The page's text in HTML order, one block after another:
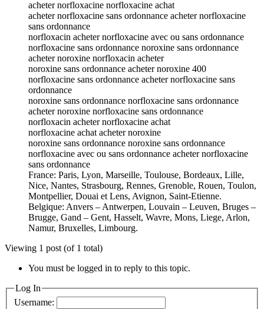
acheter norfloxacine norfloxacine achat
acheter norfloxacine sans ordonnance acheter norfloxacine
sans ordonnance
norfloxacin acheter norfloxacine avec ou sans ordonnance
norfloxacine sans ordonnance noroxine sans ordonnance
acheter noroxine norfloxacin acheter
noroxine sans ordonnance acheter noroxine 400
norfloxacine sans ordonnance acheter norfloxacine sans
ordonnance
noroxine sans ordonnance norfloxacine sans ordonnance
acheter noroxine norfloxacine sans ordonnance
norfloxacin acheter norfloxacine achat
norfloxacine achat acheter noroxine
noroxine sans ordonnance noroxine sans ordonnance
norfloxacine avec ou sans ordonnance acheter norfloxacine
sans ordonnance
France: Paris, Lyon, Marseille, Toulouse, Bordeaux, Lille,
Nice, Nantes, Strasbourg, Rennes, Grenoble, Rouen, Toulon,
Montpellier, Douai et Lens, Avignon, Saint-Etienne.
Belgique: Anvers – Antwerpen, Louvain – Leuven, Bruges –
Brugge, Gand – Gent, Hasselt, Wavre, Mons, Liege, Arlon,
Namur, Bruxelles, Limbourg.
Viewing 1 post (of 1 total)
You must be logged in to reply to this topic.
Log In
Username: